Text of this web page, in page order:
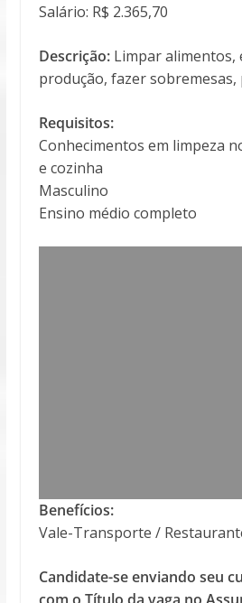
Salário: R$ 2.365,70
Descrição:Limpar alimentos,
produção, fazer sobremesas,
Requisitos:
Conhecimentos em limpeza
e cozinha
Masculino
Ensino médio completo
Benefícios:
Vale-Transporte /
Candidate-se enviando seu